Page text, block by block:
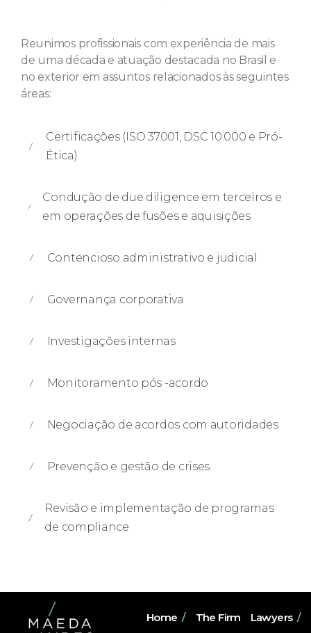
Reunimos profissionais com experiência de mais
de uma década e atuação destacada no Brasil e
no exterior em assuntos relacionados às seguintes
áreas:
Certificações (ISO 37001, DSC 10.000 e Pró-
Ética)
Condução de due diligence em terceiros e
em operações de fusões e aquisições
Contencioso administrativo e judicial
Governança corporativa
Investigações internas
Monitoramento pós -acordo
Negociação de acordos com autoridades
Prevenção e gestão de crises
Revisão e implementação de programas
de compliance
Home / The Firm Lawyers /